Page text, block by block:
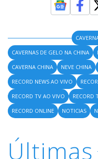
CAVERNAS DE GELO NA CHINA
CAVERNA CHINA
NEVE CHINA
RECORD NEWS AO VIVO
RECORD TV AO VIVO
RECORD
RECORD ONLINE
NOTICIAS
Últimas